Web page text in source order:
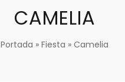
CAMELIA
Portada »Fiesta »Camelia